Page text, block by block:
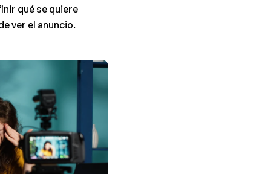
qué se quiere
ver el anuncio.